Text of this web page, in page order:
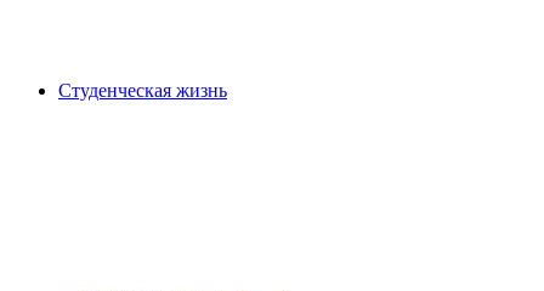
Студенческая жизнь